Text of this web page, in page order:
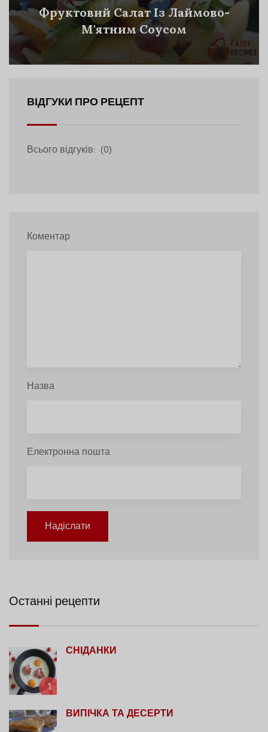
Фруктовий Салат Із Лаймово-
М'ятним Соусом
ВІДГУКИ ПРО РЕЦЕПТ
Всього відгуків: (0)
Коментар
Назва
Електронна пошта
Надіслати
Останні рецепти
1
СНІДАНКИ
ВИПІЧКА ТА ДЕСЕРТИ